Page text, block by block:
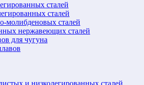
сталей
сталей
молибденовых сталей
нержавеющих сталей
для чугуна